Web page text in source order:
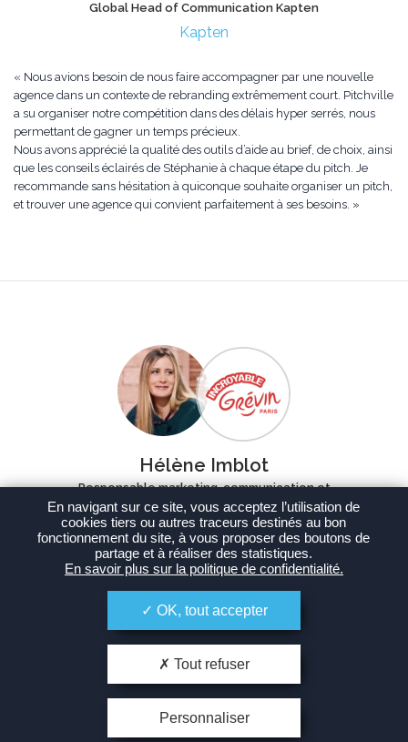
Global Head of Communication Kapten
Kapten
« Nous avions besoin de nous faire accompagner par une nouvelle
agence dans un contexte de rebranding extrêmement court. Pitchville
a su organiser notre compétition dans des délais hyper serrés, nous
permettant de gagner un temps précieux.
Nous avons apprécié la qualité des outils d’aide au brief, de choix, ainsi
que les conseils éclairés de Stéphanie à chaque étape du pitch. Je
recommande sans hésitation à quiconque souhaite organiser un pitch,
et trouver une agence qui convient parfaitement à ses besoins. »
Hélène Imblot
Responsable marketing, communication et
partenariats
Grévin
« Bien que connaissant un peu le marché, lorsque nous avons eu
besoin de trouver rapidement des agences créatives et très
opérationnelles à mettre en compétition, nous avons souhaité être
d’équipes et d’adéquation à notre taille de budget), a relu le brief avec
un œil expert et extérieur et nous a aidés à réaliser la consultation
concentrer sur le choix stratégique et créatif. »
En navigant sur ce site, vous acceptez l’utilisation de
cookies tiers ou autres traceurs destinés au bon
fonctionnement du site, à vous proposer des boutons de
partage et à réaliser des statistiques.
En savoir plus sur la politique de confidentialité.
OK, tout accepter
Tout refuser
Personnaliser